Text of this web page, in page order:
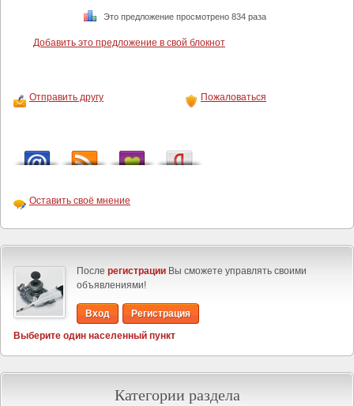
Это предложение просмотрено 834 раза
Добавить это предложение в свой блокнот
Отправить другу Пожаловаться
Оставить своё мнение
После регистрации Вы сможете управлять своими
объявлениями!
Вход
Регистрация
Выберите один населенный пункт
Категории раздела